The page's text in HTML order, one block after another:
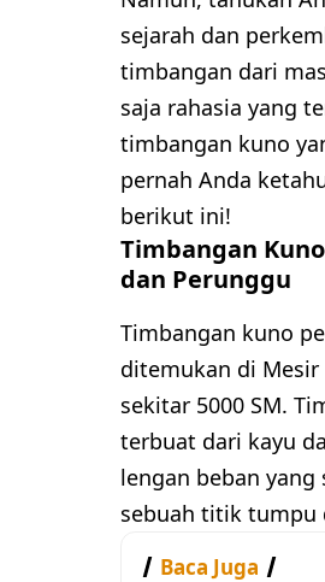
sejarah dan
timbangan dari
saja rahasia yang
timbangan kuno
pernah Anda
berikut ini!
Timbangan
dan Perunggu
Timbangan kuno
ditemukan di Mesir
sekitar 5000 SM.
terbuat dari kayu
lengan beban
sebuah titik tumpu
Baca Juga